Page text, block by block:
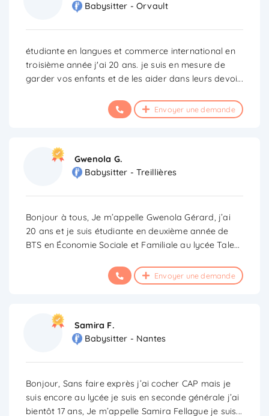
Babysitter - Orvault
étudiante en langues et commerce international en
troisième année j'ai 20 ans. je suis en mesure de
garder vos enfants et de les aider dans leurs devoi...
Envoyer une demande
Gwenola G.
Babysitter - Treillières
Bonjour à tous, Je m’appelle Gwenola Gérard, j’ai
20 ans et je suis étudiante en deuxième année de
BTS en Économie Sociale et Familiale au lycée Tale...
Envoyer une demande
Samira F.
Babysitter - Nantes
Bonjour, Sans faire exprès j’ai cocher CAP mais je
suis encore au lycée je suis en seconde générale j’ai
bientôt 17 ans, Je m’appelle Samira Fellague je suis...